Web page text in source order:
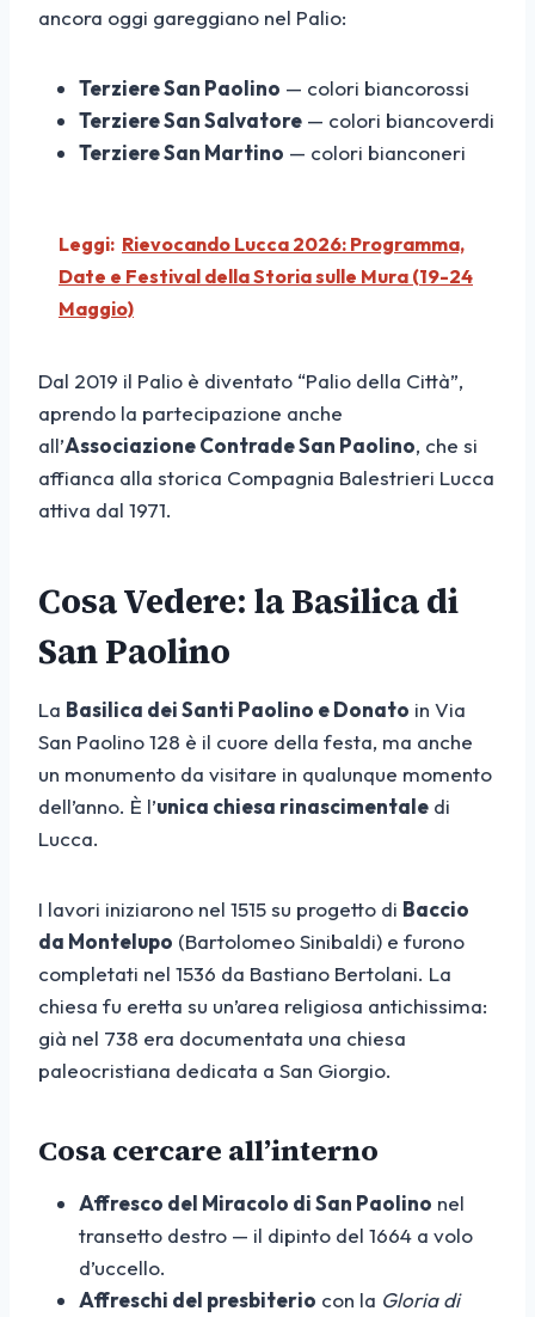
ancora oggi gareggiano nel Palio:
Terziere San Paolino — colori biancorossi
Terziere San Salvatore — colori biancoverdi
Terziere San Martino — colori bianconeri
Leggi: Rievocando Lucca 2026: Programma,
Date e Festival della Storia sulle Mura (19-24
Maggio)
Dal 2019 il Palio è diventato “Palio della Città”,
aprendo la partecipazione anche
all’Associazione Contrade San Paolino, che si
affianca alla storica Compagnia Balestrieri Lucca
attiva dal 1971.
Cosa Vedere: la Basilica di
San Paolino
La Basilica dei Santi Paolino e Donato in Via
San Paolino 128 è il cuore della festa, ma anche
un monumento da visitare in qualunque momento
dell’anno. È l’unica chiesa rinascimentale di
Lucca.
I lavori iniziarono nel 1515 su progetto di Baccio
da Montelupo (Bartolomeo Sinibaldi) e furono
completati nel 1536 da Bastiano Bertolani. La
chiesa fu eretta su un’area religiosa antichissima:
già nel 738 era documentata una chiesa
paleocristiana dedicata a San Giorgio.
Cosa cercare all’interno
Affresco del Miracolo di San Paolino nel
transetto destro — il dipinto del 1664 a volo
d’uccello.
Affreschi del presbiterio con la Gloria di